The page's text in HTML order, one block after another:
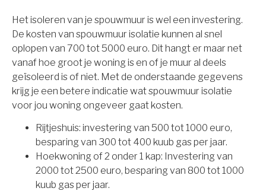
Het isoleren van je spouwmuur is wel een investering.
De kosten van spouwmuur isolatie kunnen al snel
oplopen van 700 tot 5000 euro. Dit hangt er maar net
vanaf hoe groot je woning is en of je muur al deels
geïsoleerd is of niet. Met de onderstaande gegevens
krijg je een betere indicatie wat spouwmuur isolatie
voor jou woning ongeveer gaat kosten.
Rijtjeshuis: investering van 500 tot 1000 euro,
besparing van 300 tot 400 kuub gas per jaar.
Hoekwoning of 2 onder 1 kap: Investering van
2000 tot 2500 euro, besparing van 800 tot 1000
kuub gas per jaar.